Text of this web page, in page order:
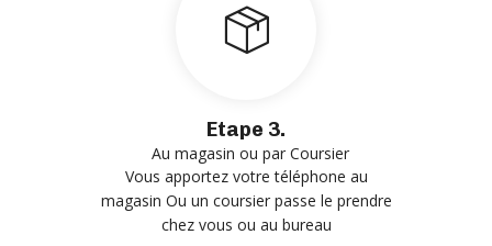
Etape 3.
Au magasin ou par Coursier
Vous apportez votre téléphone au
magasin Ou un coursier passe le prendre
chez vous ou au bureau